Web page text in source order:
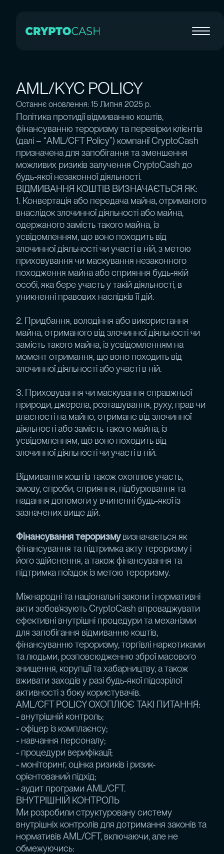
AML/KYC POLICY
Останнє оновлення: 15 Липня 2025 р.
Політика протидії відмиванню коштів,
фінансуванню тероризму та перевірки клієнтів
(далі – “AML/CFT Policy”) компанії CryptoCash
призначена для запобігання та зменшення
можливих ризиків залучення CryptoCash до
будь-якої незаконної діяльності.
ВІДМИВАННЯ КОШТІВ ВИЗНАЧАЄТЬСЯ ЯК:
1. Конвертація або передача майна, отриманого
внаслідок злочинної діяльності або майна,
одержаного замість такого майна, із
усвідомленням, що воно походить від
злочинної діяльності чи участі в ній, з метою
приховування чи маскування незаконного
походження майна або сприяння будь-якій
особі, яка бере участь у такій діяльності, в
уникненні правових наслідків її дій.
2. Придбання, володіння або використання
майна, отриманого від злочинної діяльності чи
замість такого майна, із усвідомленням на
момент отримання, що воно походить від
злочинної діяльності або участі в ній.
3. Приховування чи маскування справжньої
природи, джерела, розташування, руху, прав чи
власності на майно, отримане від злочинної
діяльності або замість такого майна, із
усвідомленням, що воно походить від
злочинної діяльності чи участі в ній.
Відмивання коштів також охоплює участь,
змову, спроби, сприяння, підбурювання та
надання допомоги у вчиненні будь-якої із
зазначених вище дій.
Фінансування тероризмувизначається як
фінансування та підтримка акту тероризму і
його здійснення, а також фінансування та
підтримка поїздок із метою тероризму.
Міжнародні та національні закони і нормативні
акти зобов’язують CryptoCash впроваджувати
ефективні внутрішні процедури та механізми
для запобігання відмиванню коштів,
фінансуванню тероризму, торгівлі наркотиками
та людьми, розповсюдженню зброї масового
знищення, корупції та хабарництву, а також
вживати заходів у разі будь-якої підозрілої
активності з боку користувачів.
AML/CFT POLICY ОХОПЛЮЄ ТАКІ ПИТАННЯ:
- внутрішній контроль;
- офіцер із комплаєнсу;
- навчання персоналу;
- процедури верифікації;
- моніторинг, оцінка ризиків і ризик-
орієнтований підхід;
- аудит програми AML/CFT.
ВНУТРІШНІЙ КОНТРОЛЬ
Ми розробили структуровану систему
внутрішніх контролів для дотримання законів та
нормативів AML/CFT, включаючи, але не
обмежуючись: